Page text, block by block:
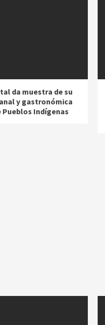
da muestra de su
y gastronómica
Pueblos Indígenas